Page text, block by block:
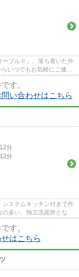
ーブルⅡ」。落ち着いた外
いつでもお気軽にご連絡
す。
い合わせはこちら
分
分
ステムキッチン付きで作
多い、独立洗面所となっ
す。
はこちら